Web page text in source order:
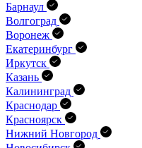
Барнаул
Волгоград
Воронеж
Екатеринбург
Иркутск
Казань
Калининград
Краснодар
Красноярск
Нижний Новгород